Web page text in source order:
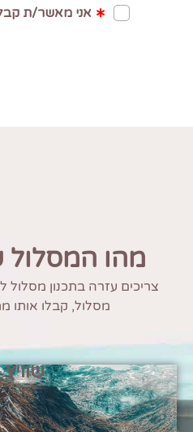
מהו המסלול
צריכים עזרה בתכנון מסלול
מסלול, קבלו אותו
שוויץ